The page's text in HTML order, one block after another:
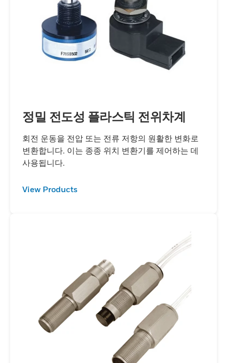
정밀 전도성 플라스틱 전위차계
회전 운동을 전압 또는 전류 저항의 원활한 변화로
변환합니다. 이는 종종 위치 변환기를 제어하는 ​​데
사용됩니다.
View Products